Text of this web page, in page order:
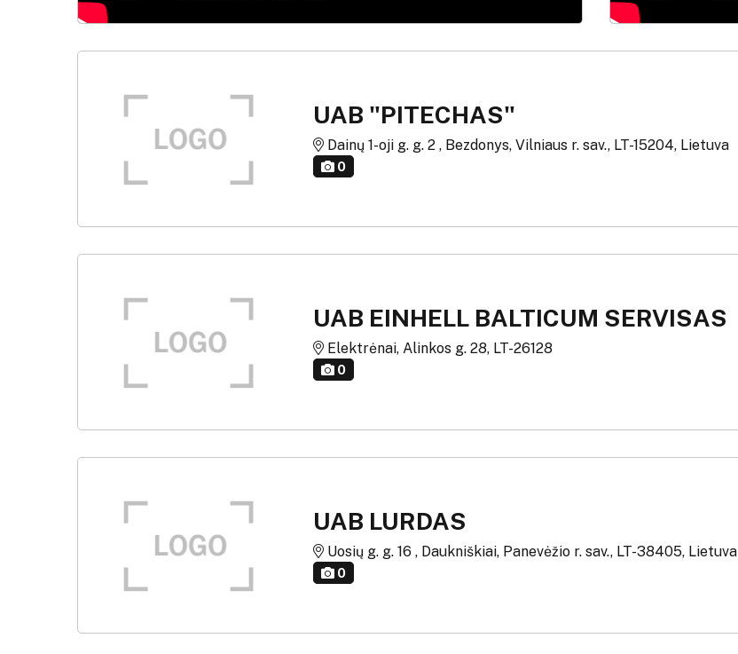
UAB "PITECHAS"
Dainų 1-oji g. g. 2 , Bezdonys, Vilniaus r. sav., LT-15204, Lietuva
0
UAB EINHELL BALTICUM SERVISAS
Elektrėnai, Alinkos g. 28, LT-26128
0
UAB LURDAS
Uosių g. g. 16 , Daukniškiai, Panevėžio r. sav., LT-38405, Lietuva
0